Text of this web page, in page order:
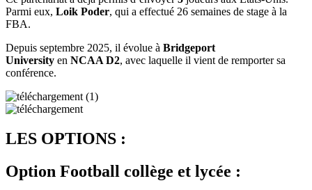
Parmi eux, Loik Poder, qui a effectué 26 semaines de stage à la
FBA.
Depuis septembre 2025, il évolue à Bridgeport
University en NCAA D2, avec laquelle il vient de remporter sa
conférence.
LES OPTIONS :
Option Football collège et lycée :